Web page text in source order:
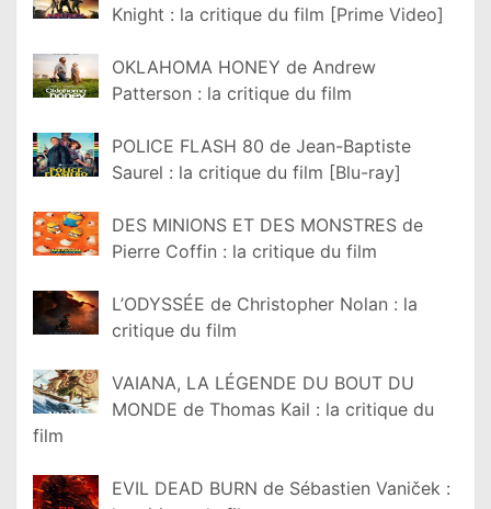
Knight : la critique du film [Prime Video]
OKLAHOMA HONEY de Andrew
Patterson : la critique du film
POLICE FLASH 80 de Jean-Baptiste
Saurel : la critique du film [Blu-ray]
DES MINIONS ET DES MONSTRES de
Pierre Coffin : la critique du film
L’ODYSSÉE de Christopher Nolan : la
critique du film
VAIANA, LA LÉGENDE DU BOUT DU
MONDE de Thomas Kail : la critique du
film
EVIL DEAD BURN de Sébastien Vaniček :